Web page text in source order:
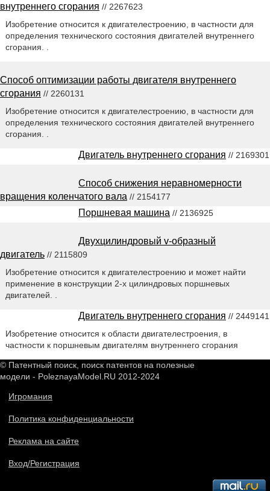
внутреннего сгорания // 2267623
Изобретение относится к двигателестроению, в частности для
определения технического состояния двигателей внутреннего
сгорания. .
Способ оптимизации работы двигателя внутреннего
сгорания // 2260131
Изобретение относится к двигателестроению, в частности для
определения технического состояния двигателей внутреннего
сгорания. .
Двигатель внутреннего сгорания // 2169301
Способ снижения неравномерности
вращения коленчатого вала // 2154177
Поршневая машина // 2136925
Двухцилиндровый v-образный
двигатель // 2115809
Изобретение относится к двигателестроению и может найти
применение в конструкции 2-х цилиндровых поршневых
двигателей. .
Двигатель внутреннего сгорания // 2449141
Изобретение относится к области двигателестроения, в
частности к поршневым двигателям внутреннего сгорания
© Патентный поиск, поиск патентов на полезные
модели - PoleznayaModel.RU 2012-2024
Игромания
Политика конфиденциальности
Реклама на сайте
Вход/Регистрация